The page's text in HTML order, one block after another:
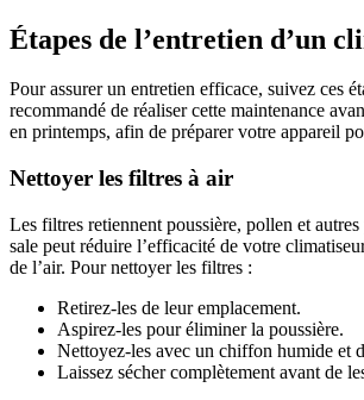
Étapes de l’entretien d’un
Pour assurer un entretien efficace, suivez ces
recommandé de réaliser cette maintenance
en printemps, afin de préparer votre appareil
Nettoyer les filtres à air
Les filtres retiennent poussière, pollen et
sale peut réduire l’efficacité de votre
de l’air. Pour nettoyer les filtres :
Retirez-les de leur emplacement.
Aspirez-les pour éliminer la poussière.
Nettoyez-les avec un chiffon humide et
Laissez sécher complètement avant de